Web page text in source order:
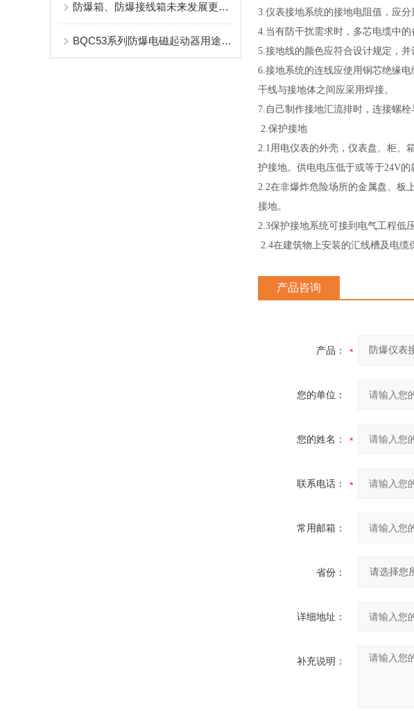
防爆箱、防爆接线箱未来发展更安全
BQC53系列防爆电磁起动器用途与使用环境
3.仪表接地系统的接地电阻值，应
4.当有防干扰需求时，多芯电缆中
5.接地线的颜色应符合设计规定，并
6.接地系统的连线应使用铜芯绝缘
干线与接地体之间应采用焊接。
7.自己制作接地汇流排时，连接螺
2.保护接地
2.1用电仪表的外壳，仪表盘、柜、
护接地。供电电压低于或等于24V
2.2在非爆炸危险场所的金属盘、板
接地。
2.3保护接地系统可接到电气工程低
2.4在建筑物上安装的汇线槽及电缆
产品咨询
产品：
您的单位：
您的姓名：
联系电话：
常用邮箱：
省份：
详细地址：
补充说明：